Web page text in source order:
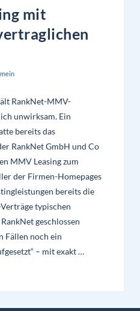
mit
RankNet-MMV-
unwirksam. Ein
bereits das
RankNet GmbH und Co
MMV Leasing zum
der Firmen-Homepages
bereits die
typischen
geschlossen
Fällen noch ein
– mit exakt …